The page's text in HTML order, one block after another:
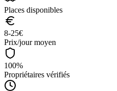
Places disponibles
8-25€
Prix/jour moyen
100%
Propriétaires vérifiés